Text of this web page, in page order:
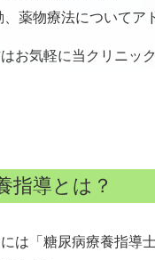
、薬物療法についてア
お気軽に当クリニッ
指導とは？
は「糖尿病療養指導